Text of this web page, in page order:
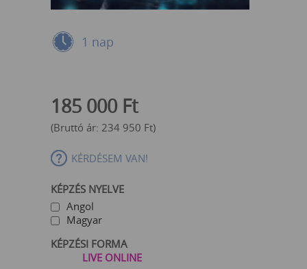
1 nap
185 000 Ft
(Bruttó ár: 234 950 Ft)
KÉRDÉSEM VAN!
KÉPZÉS NYELVE
Angol
Magyar
KÉPZÉSI FORMA
LIVE ONLINE